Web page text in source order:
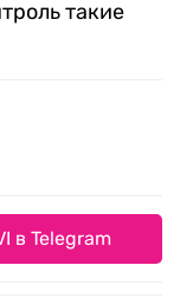
такие
в Telegram